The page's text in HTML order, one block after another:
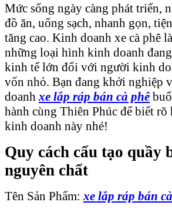
Mức sống ngày càng phát triển,
đồ ăn, uống sạch, nhanh gọn,
tăng cao. Kinh doanh xe cà phê
những loại hình kinh doanh
kinh tế lớn đối với người kinh
vốn nhỏ. Bạn đang khởi nghiệp
doanhxe lắp ráp bán cà phê
hành cùng Thiên Phúc để biết
kinh doanh này nhé!
Quy cách cấu tạo quầy
nguyên chất
Tên Sản Phẩm:xe lắp ráp bán